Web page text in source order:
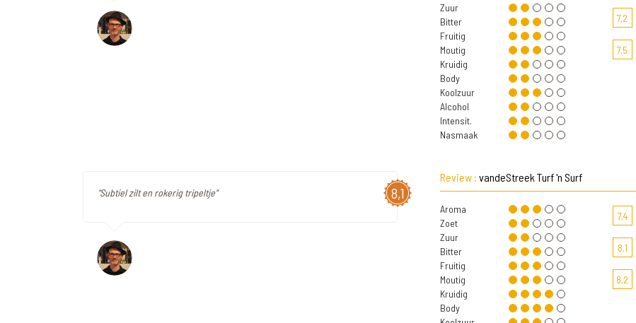
Zuur
Bitter
Fruitig
Moutig
Kruidig
Body
Koolzuur
Alcohol
Intensit.
Nasmaak
7,2
7,5
8,1
"Subtiel zilt en rokerig tripeltje"
Review : vandeStreek Turf 'n Surf
Aroma
Zoet
Zuur
Bitter
Fruitig
Moutig
Kruidig
Body
7,4
8,1
8,2